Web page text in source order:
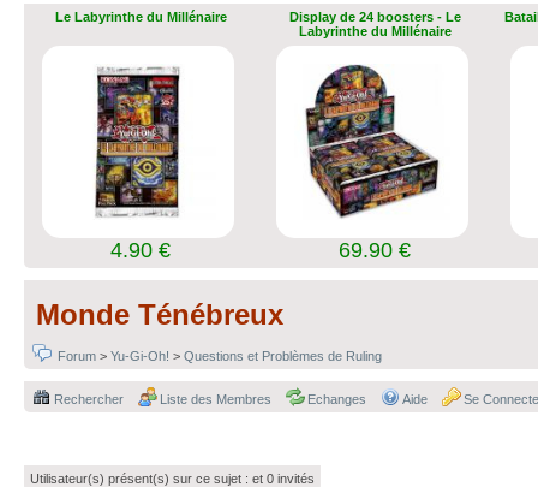
Le Labyrinthe du Millénaire
4.90 €
Display de 24 boosters - Le
Labyrinthe du Millénaire
69.90 €
Monde Ténébreux
Forum > Yu-Gi-Oh! > Questions et Problèmes de Ruling
Rechercher Liste des Membres Echanges Aide Se
Utilisateur(s) présent(s) sur ce sujet : et 0 invités